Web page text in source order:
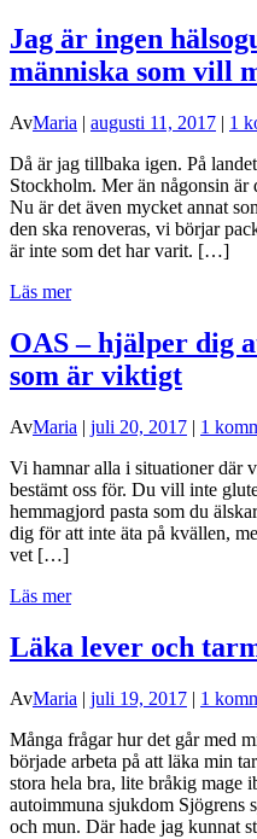
Jag är ingen
människa som vill
AvMaria | augusti 11, 2017 | 1
Då är jag tillbaka igen. På
Stockholm. Mer än någonsin är
Nu är det även mycket annat
den ska renoveras, vi börjar
är inte som det har varit. […]
Läs mer
OAS – hjälper dig
som är viktigt
AvMaria | juli 20, 2017 | 1
Vi hamnar alla i situationer där
bestämt oss för. Du vill inte
hemmagjord pasta som du
dig för att inte äta på kvällen,
vet […]
Läs mer
Läka lever och
AvMaria | juli 19, 2017 | 1
Många frågar hur det går med
började arbeta på att läka min
stora hela bra, lite bråkig mage
autoimmuna sjukdom Sjögrens
och mun. Där hade jag kunnat